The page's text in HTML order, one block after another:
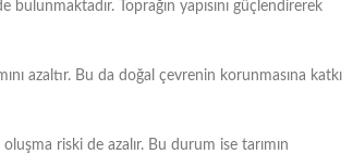
Toprağın yapısını güçlendirerek
azaltır. Bu da doğal çevrenin korunmasına katkı
riski de azalır. Bu durum ise tarımın